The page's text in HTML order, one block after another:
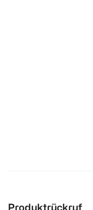
Produktrückruf